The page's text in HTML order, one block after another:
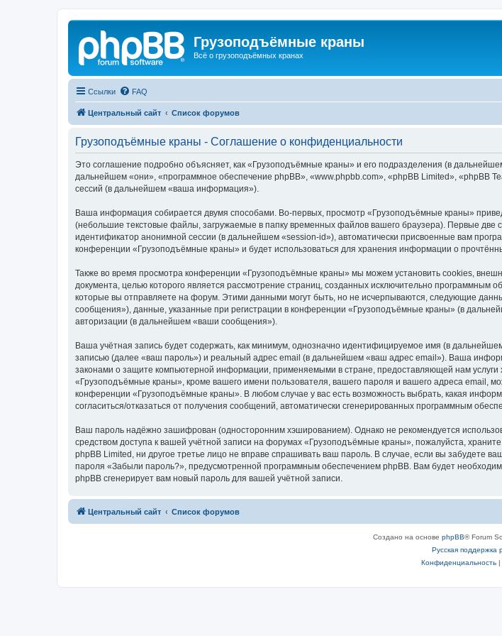
Грузоподъёмные краны
Всё о грузоподъёмных кранах
Ссылки FAQ
Центральный сайт Список форумов
Грузоподъёмные краны - Соглашение о конфиденциальности
Это соглашение подробно объясняет, как «Грузоподъёмные краны» и его подразделения (в
дальнейшем «они», «программное обеспечение phpBB», «www.phpbb.com», «phpBB Limited», «phpBB
сессий (в дальнейшем «ваша информация»).
Ваша информация собирается двумя способами. Во-первых, просмотр «Грузоподъёмные краны»
(небольшие текстовые файлы, загружаемые в папку временных файлов вашего браузера). Первые две
идентификатор анонимной сессии (в дальнейшем «session-id»), автоматически присвоенные вам
конференции «Грузоподъёмные краны» и будет использоваться для хранения информации о
Также во время просмотра конференции «Грузоподъёмные краны» мы можем установить cookies,
документа, целью которого является рассмотрение страниц, созданных исключительно
которые вы отправляете на форум. Этими данными могут быть, но не исчерпываются, следующие
сообщения»), данные, указанные при регистрации в конференции «Грузоподъёмные краны» (в
авторизации (в дальнейшем «ваши сообщения»).
Ваша учётная запись будет содержать, как минимум, однозначно идентифицируемое имя (в
записью (далее «ваш пароль») и реальный адрес email (в дальнейшем «ваш адрес email»). Ваша
законами о защите компьютерной информации, применяемыми в стране, предоставляющей нам
«Грузоподъёмные краны», кроме вашего имени пользователя, вашего пароля и вашего адреса email,
конференции «Грузоподъёмные краны». В любом случае у вас есть возможность выбрать, какая
согласиться/отказаться от получения сообщений, автоматически сгенерированных программным
Ваш пароль надёжно зашифрован (односторонним хэшированием). Однако не рекомендуется
средством доступа к вашей учётной записи на форумах «Грузоподъёмные краны», пожалуйста,
phpBB Limited, ни другое третье лицо не вправе спрашивать ваш пароль. В случае, если вы забудете
пароля «Забыли пароль?», предусмотренной программным обеспечением phpBB. Вам будет
phpBB сгенерирует вам новый пароль для вашей учётной записи.
Центральный сайт Список форумов
Создано на основе phpBB® Forum
Русская поддержка
Конфиденциальность|